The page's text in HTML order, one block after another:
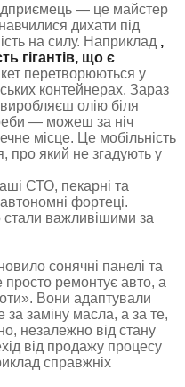
— це майстер
дихати під
на силу. Наприклад ,
гігантів, що є
перетворюються у
контейнерах. Зараз
олію біля
— можеш за ніч
місце. Це мобільність
який не згадують у
СТО, пекарні та
фортеці.
важливішими за
сонячні панелі та
ремонтує авто, а
Вони адаптували
за заміну масла, а за те,
незалежно від стану
від продажу процесу
справжніх